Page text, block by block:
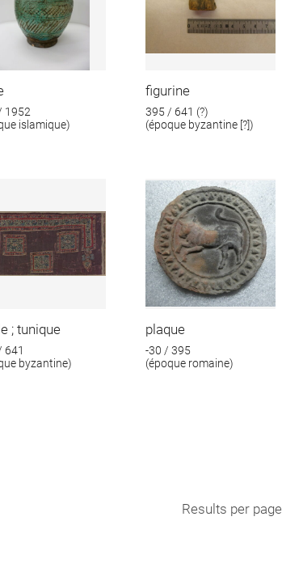
1952
islamique)
figurine
395 / 641 (?)
(époque byzantine [?])
; tunique
641
byzantine)
plaque
-30 / 395
(époque romaine)
Results per page